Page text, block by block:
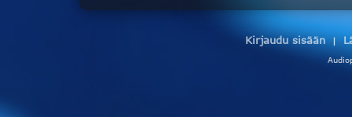
Kirjaudu sisään |